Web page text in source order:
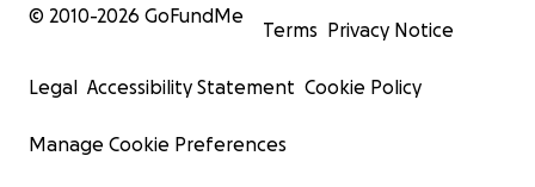
© 2010-2026 GoFundMe
Terms Privacy Notice
Legal Accessibility Statement Cookie Policy
Manage Cookie Preferences